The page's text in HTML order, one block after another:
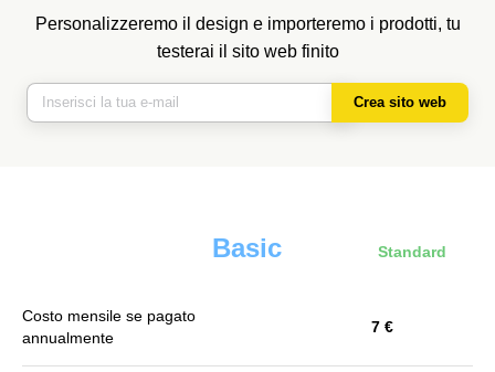
Personalizzeremo il design e importeremo i prodotti, tu
testerai il sito web finito
Crea sito web
Basic Standard
Costo mensile se pagato
annualmente
7 €